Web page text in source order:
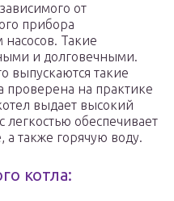
от
прибора
насосов. Такие
и долговечными.
выпускаются такие
проверена на практике
выдает высокий
обеспечивает
также горячую воду.
котла: